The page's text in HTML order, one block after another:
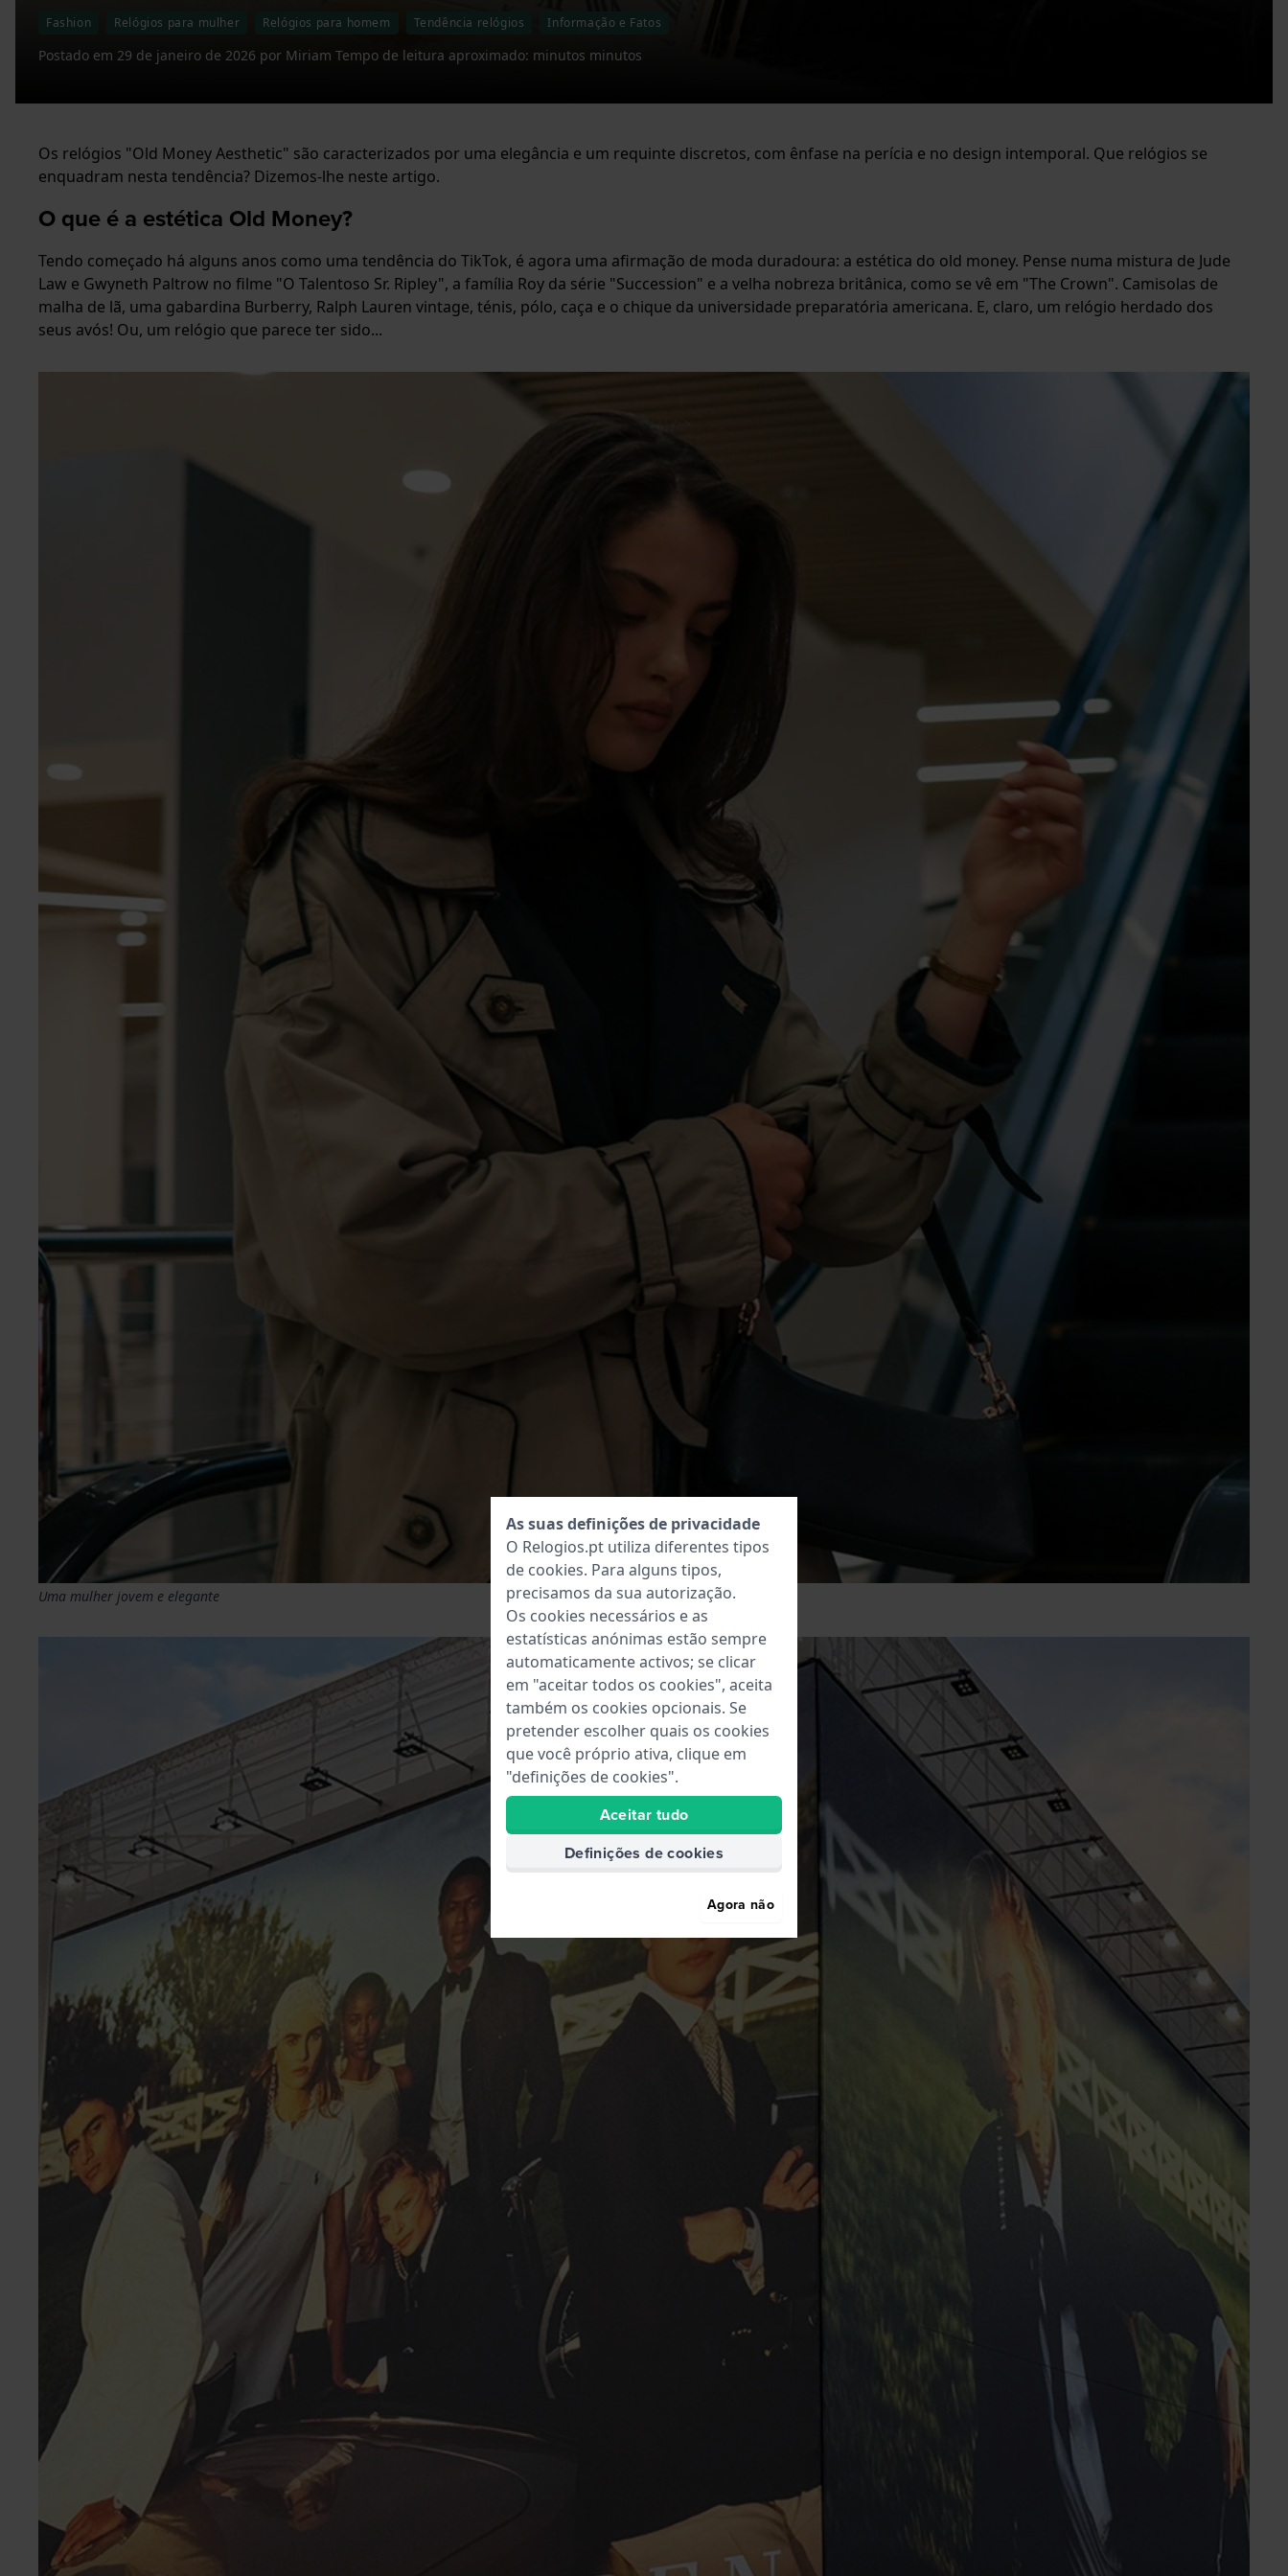
Fashion Relógios para mulher Relógios para homem Tendência relógios Informação e Fatos
Postado em 29 de janeiro de 2026 por Miriam Tempo de leitura aproximado: minutos minutos
Os relógios "Old Money Aesthetic" são caracterizados por uma elegância e um requinte discretos, com ênfase na perícia e no design intemporal. Que relógios se
enquadram nesta tendência? Dizemos-lhe neste artigo.
O que é a estética Old Money?
Tendo começado há alguns anos como uma tendência do TikTok, é agora uma afirmação de moda duradoura: a estética do old money. Pense numa mistura de Jude
Law e Gwyneth Paltrow no filme "O Talentoso Sr. Ripley", a família Roy da série "Succession" e a velha nobreza britânica, como se vê em "The Crown". Camisolas de
malha de lã, uma gabardina Burberry, Ralph Lauren vintage, ténis, pólo, caça e o chique da universidade preparatória americana. E, claro, um relógio herdado dos
seus avós! Ou, um relógio que parece ter sido...
Uma mulher jovem e elegante
As suas definições de privacidade
O Relogios.pt utiliza diferentes tipos
de cookies. Para alguns tipos,
precisamos da sua autorização.
Os cookies necessários e as
estatísticas anónimas estão sempre
automaticamente activos; se clicar
em "aceitar todos os cookies", aceita
também os cookies opcionais. Se
pretender escolher quais os cookies
que você próprio ativa, clique em
"definições de cookies".
Aceitar tudo
Definições de cookies
Agora não